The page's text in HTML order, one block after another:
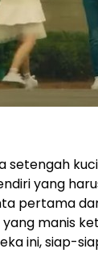
setengah
yang
pertama
manis
ini, siap-